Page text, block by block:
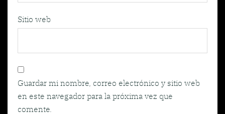
Sitio web
Guardar mi nombre, correo electrónico y sitio web
en este navegador para la próxima vez que
comente.